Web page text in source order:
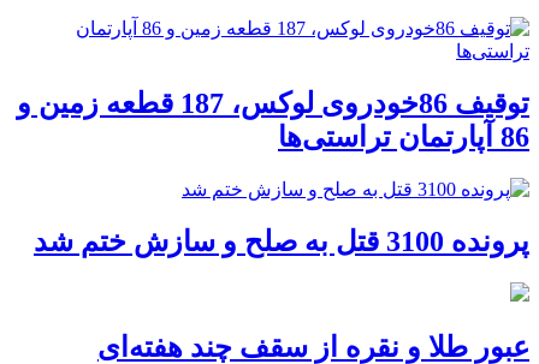
توقیف 86خودروی لوکس، 187 قطعه زمین و
86 آپارتمان تراستی‌ها
پرونده 3100 قتل به صلح و سازش ختم شد
عبور طلا و نقره از سقف چند هفته‌ای